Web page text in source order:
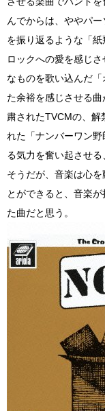
んでからは、ややパ
を振り返るような「
ロックへの愛を感じ
なものを歌い込んだ
た余裕を感じさせる
粛されたTVCMの、解
れた「ナンバーワン野
る気力を奮い起させ
そうだが、音楽は心
とができると、音楽
た曲だと思う。